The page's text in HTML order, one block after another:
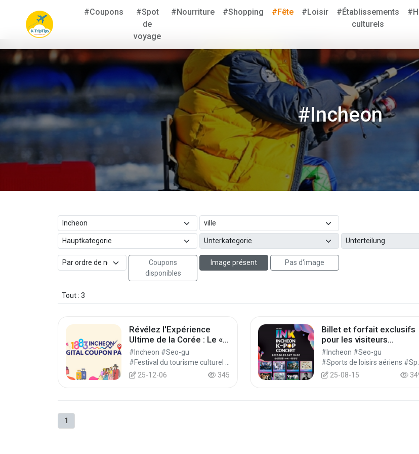
#Coupons
#Spot
de
voyage
#Nourriture #Shopping #Fête #Loisir
#Établissements
culturels
#Incheon
Coupons
disponibles
Image présent Pas d'image
Tout : 3
Révélez l'Expérience
Ultime de la Corée : Le «
1883 Incheon Digital
Coupon Pass » 2025-
2026
#Incheon #Seo-gu
25-12-06
345
Billet et forfait exclusifs
pour les visiteurs
étrangers – INK Concert
2025(2025 INK 콘서트)
#Incheon #Seo-gu
25-08-15
1